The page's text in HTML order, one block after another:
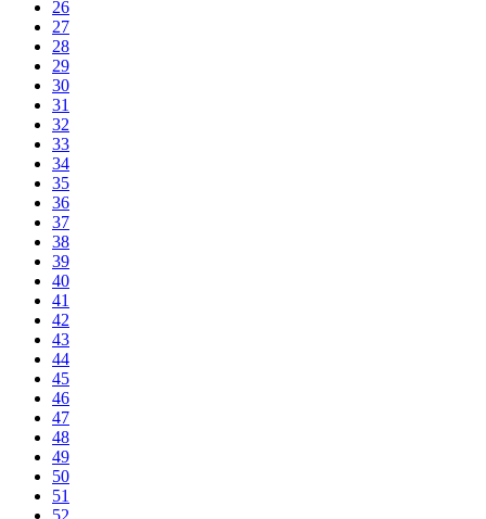
26
27
28
29
30
31
32
33
34
35
36
37
38
39
40
41
42
43
44
45
46
47
48
49
50
51
52